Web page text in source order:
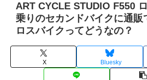
ART CYCLE STUDIO F550
乗りのセカンドバイクに通販
ロスバイクってどうなの？
X Bluesky